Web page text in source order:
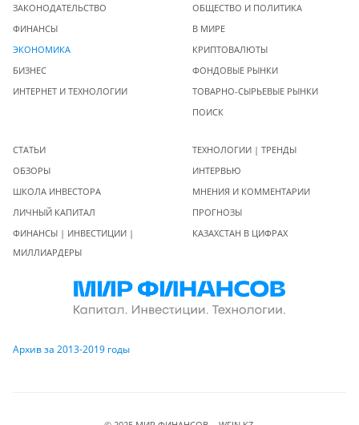
ЗАКОНОДАТЕЛЬСТВО
ФИНАНСЫ
ЭКОНОМИКА
БИЗНЕС
ИНТЕРНЕТ И ТЕХНОЛОГИИ
ОБЩЕСТВО И ПОЛИТИКА
В МИРЕ
КРИПТОВАЛЮТЫ
ФОНДОВЫЕ РЫНКИ
ТОВАРНО-СЫРЬЕВЫЕ РЫНКИ
ПОИСК
СТАТЬИ
ОБЗОРЫ
ШКОЛА ИНВЕСТОРА
ЛИЧНЫЙ КАПИТАЛ
ФИНАНСЫ | ИНВЕСТИЦИИ |
МИЛЛИАРДЕРЫ
ТЕХНОЛОГИИ | ТРЕНДЫ
ИНТЕРВЬЮ
МНЕНИЯ И КОММЕНТАРИИ
ПРОГНОЗЫ
КАЗАХСТАН В ЦИФРАХ
Архив за 2013-2019 годы